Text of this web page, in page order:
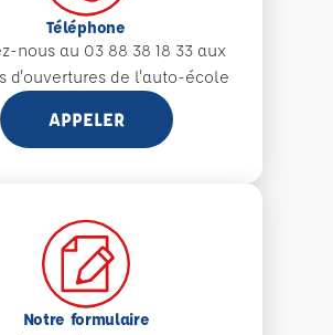
Téléphone
nous au 03 88 38 18 33 aux
d'ouvertures de l'auto-école
APPELER
Notre formulaire